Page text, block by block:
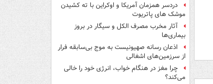
دردسر همزمان آمریکا و اوکراین با ته کشیدن
موشک های پاتریوت
آثار مخرب مصرف الکل و سیگار در بروز
بیماری‌ها
اذعان رسانه صهیونیست به موج بی‌سابقه فرار
از سرزمین‌های اشغالی
چرا مغز در هنگام خواب، انرژی خود را خالی
می‌کند؟